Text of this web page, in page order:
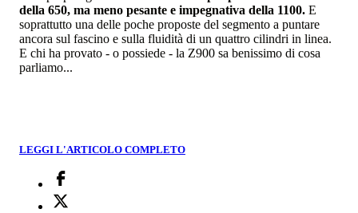
della 650, ma meno pesante e impegnativa della 1100. E
soprattutto una delle poche proposte del segmento a puntare
ancora sul fascino e sulla fluidità di un quattro cilindri in linea.
E chi ha provato - o possiede - la Z900 sa benissimo di cosa
parliamo...
LEGGI L'ARTICOLO COMPLETO